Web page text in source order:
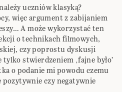
uczniów klasyką?
więc argument z zabijaniem
A może wykorzystać ten
o technikach filmowych,
czy poprostu dyskusji
stwierdzeniem ‚fajne było’
o podanie mi powodu czemu
czy negatywnie